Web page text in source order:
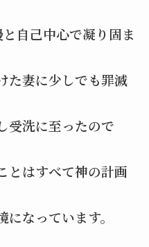
自己中心で凝り固ま
た妻に少しでも罪滅
受洗に至ったので
とはすべて神の計画
なっています。